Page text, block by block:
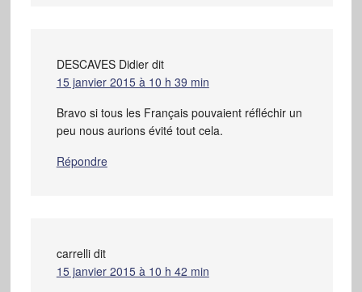
DESCAVES Didier dit
15 janvier 2015 à 10 h 39 min
Bravo si tous les Français pouvaient réfléchir un
peu nous aurions évité tout cela.
Répondre
carrelli dit
15 janvier 2015 à 10 h 42 min